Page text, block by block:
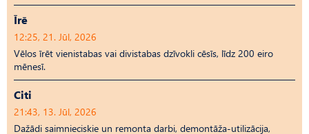
Īrē
12:25, 21. Jūl, 2026
Vēlos īrēt vienistabas vai divistabas dzīvokli cēsīs, līdz 200 eiro
mēnesī.
Citi
21:43, 13. Jūl, 2026
Dažādi saimnieciskie un remonta darbi, demontāža-utilizācija,